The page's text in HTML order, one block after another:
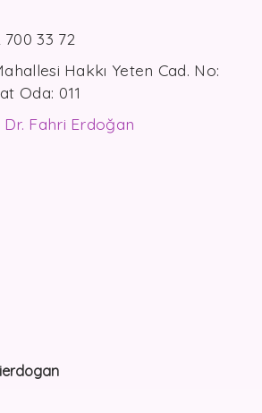
700 33 72
Hakkı Yeten Cad. No:
Oda: 011
Dr. Fahri Erdoğan